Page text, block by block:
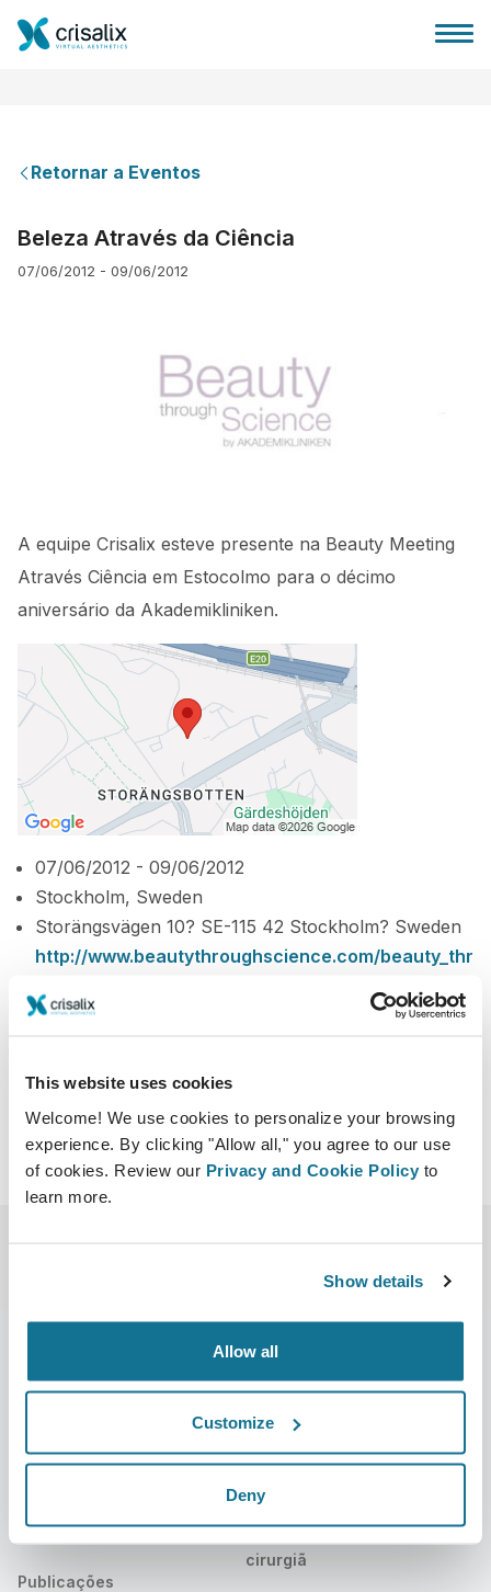
This website uses cookies
Welcome! We use cookies to personalize your browsing
experience. By clicking "Allow all," you agree to our use
of cookies. Review our Privacy and Cookie Policy to
learn more.
Show details
Allow all
Customize
Deny
Página inicial para cirurgiões
Plataforma 3D de business
Avaliações dos pacientes
Retornar a Eventos
Beleza Através da Ciência
07/06/2012 - 09/06/2012
A equipe Crisalix esteve presente na Beauty Meeting
Através Ciência em Estocolmo para o décimo
aniversário da Akademikliniken.
07/06/2012 - 09/06/2012
Stockholm, Sweden
Storängsvägen 10? SE-115 42 Stockholm? Sweden
http://www.beautythroughscience.com/beauty_thr
menu=/previous_meetings.html
Publicações
cirurgiã